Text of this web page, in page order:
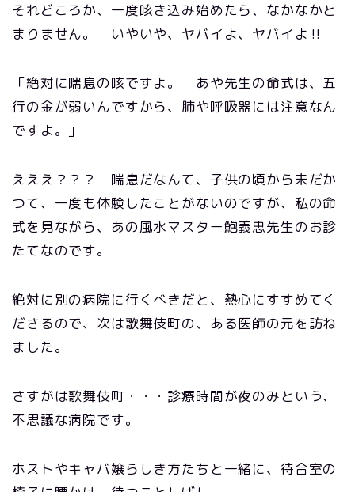
それどころか、一度咳き込み始めたら、なかなかと
まりません。 いやいや、ヤバイよ、ヤバイよ‼
「絶対に喘息の咳ですよ。 あや先生の命式は、五
行の金が弱いんですから、肺や呼吸器には注意なん
ですよ。」
えええ？？？ 喘息だなんて、子供の頃から未だか
つて、一度も体験したことがないのですが、私の命
式を見ながら、あの風水マスター鮑義忠先生のお診
たてなのです。
絶対に別の病院に行くべきだと、熱心にすすめてく
ださるので、次は歌舞伎町の、ある医師の元を訪ね
ました。
さすがは歌舞伎町・・・診療時間が夜のみという、
不思議な病院です。
ホストやキャバ嬢らしき方たちと一緒に、待合室の